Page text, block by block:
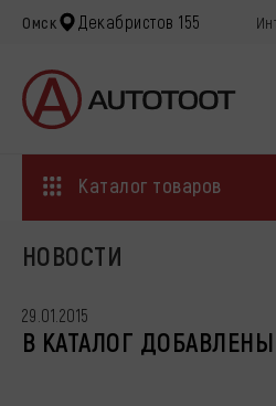
Омск Декабристов 155
Каталог товаров
НОВОСТИ
29.01.2015
В КАТАЛОГ